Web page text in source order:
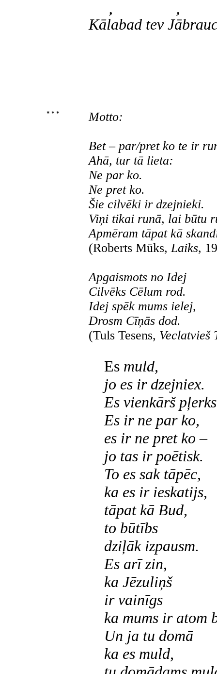
Kālabad tev
* * * Motto:
Bet – par/pret ko te ir
Ahā, tur tā lieta:
Ne par ko.
Ne pret ko.
Šie cilvēki ir dzejnieki.
Viņi tikai runā, lai būtu
Apmēram tāpat kā
(Roberts Mūks,Laiks,
Apgaismots no Idej
Cilvēks Cēlum rod.
Idej spēk mums ielej,
Drosm Cīņās dod.
(Tuls Tesens, Veclatvieš
Es muld,
jo es ir dzejniex.
Es vienkārš
Es ir ne par ko,
es ir ne pret ko –
jo tas ir poētisk.
To es sak tāpēc,
ka es ir ieskatijs,
tāpat kā Bud,
to būtībs
dziļāk izpausm.
Es arī zin,
ka Jēzuliņš
ir vainīgs
ka mums ir atom
Un ja tu domā
ka es muld,